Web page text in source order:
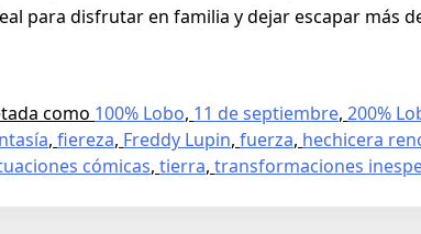
para disfrutar en familia y dejar escapar más
como 100% Lobo, 11 de septiembre, 200%
, fiereza, Freddy Lupin, fuerza, hechicera
cómicas, tierra, transformaciones